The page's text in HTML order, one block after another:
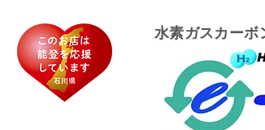
水素ガスカー